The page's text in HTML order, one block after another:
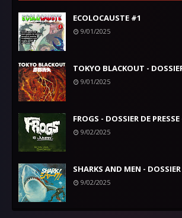
ECOLOCAUSTE #1
9/01/2025
TOKYO BLACKOUT -
9/01/2025
FROGS - DOSSIER DE PRESSE
9/02/2025
SHARKS AND MEN - DOSSIER
9/02/2025